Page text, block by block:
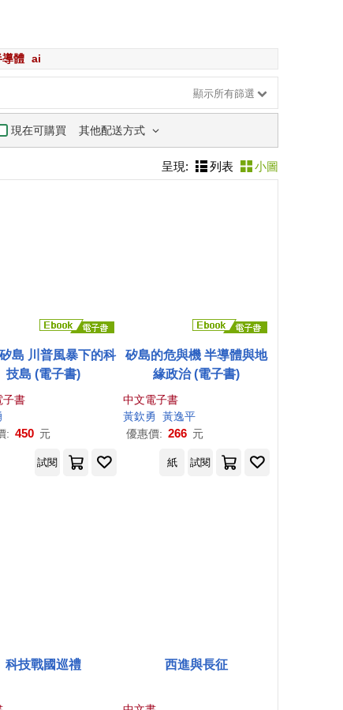
導體 ai
顯示所有篩選
現在可購買 其他配送方式
呈現: 列表 小圖
矽島 川普風暴下的科
技島 (電子書)
子書
: 450 元
矽島的危與機 半導體與地
緣政治 (電子書)
中文電子書
黃欽勇 黃逸平
優惠價: 266 元
試閱 紙 試閱
科技戰國巡禮 西進與長征